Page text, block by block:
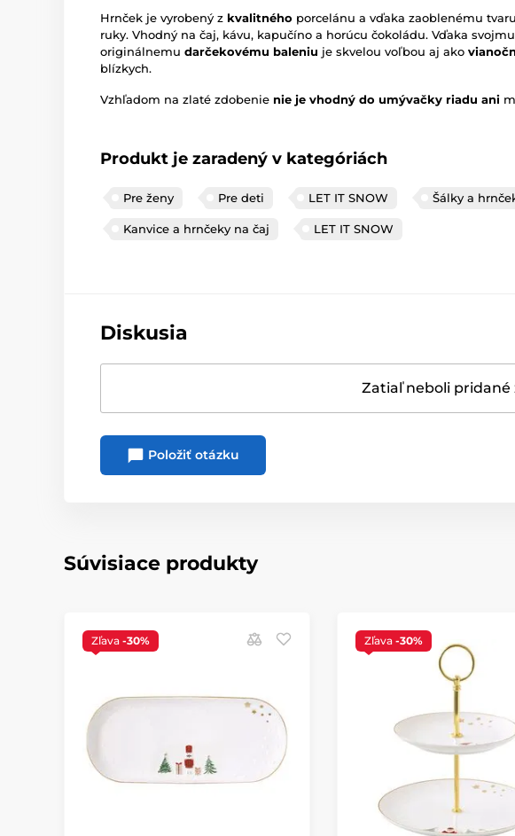
Hrnček je vyrobený z kvalitného porcelánu a vďaka zaoblenému
ruky. Vhodný na čaj, kávu, kapučíno a horúcu čokoládu. Vďaka
originálnemu darčekovému baleniu je skvelou voľbou aj ako
blízkych.
Vzhľadom na zlaté zdobenie nie je vhodný do umývačky riadu ani
Produkt je zaradený v kategóriách
Pre ženy Pre deti LET IT SNOW Šálky a
Kanvice a hrnčeky na čaj LET IT SNOW
Diskusia
Zatiaľ neboli pridané
Položiť otázku
Súvisiace produkty
Zľava -30% Zľava -30%